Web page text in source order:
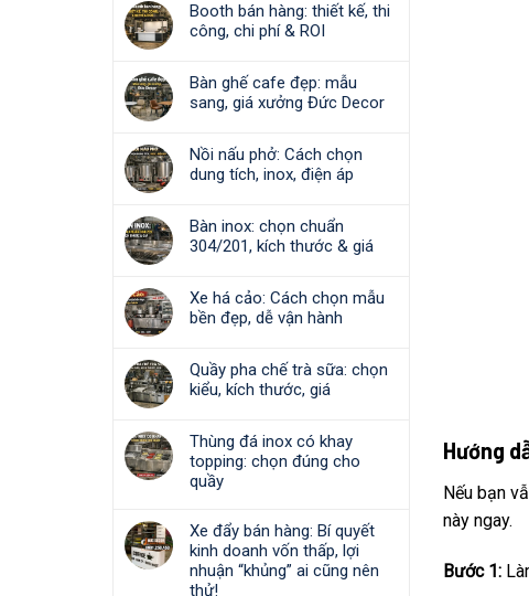
Booth bán hàng: thiết kế, thi
công, chi phí & ROI
Bàn ghế cafe đẹp: mẫu
sang, giá xưởng Đức Decor
Nồi nấu phở: Cách chọn
dung tích, inox, điện áp
Bàn inox: chọn chuẩn
304/201, kích thước & giá
Xe há cảo: Cách chọn mẫu
bền đẹp, dễ vận hành
Quầy pha chế trà sữa: chọn
kiểu, kích thước, giá
Thùng đá inox có khay
topping: chọn đúng cho
quầy
Xe đẩy bán hàng: Bí quyết
kinh doanh vốn thấp, lợi
nhuận “khủng” ai cũng nên
thử!
Hướng
Nếu bạn
này ngay.
Bước 1: